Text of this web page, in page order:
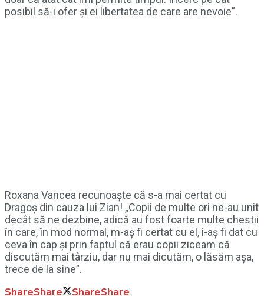
posibil să-i ofer și ei libertatea de care are nevoie”.
Roxana Vancea recunoaște că s-a mai certat cu
Dragoș din cauza lui Zian! „Copii de multe ori ne-au unit
decât să ne dezbine, adică au fost foarte multe chestii
în care, în mod normal, m-aș fi certat cu el, i-aș fi dat cu
ceva în cap și prin faptul că erau copii ziceam că
discutăm mai târziu, dar nu mai dicutăm, o lăsăm așa,
trece de la sine”.
ShareShare ShareShare